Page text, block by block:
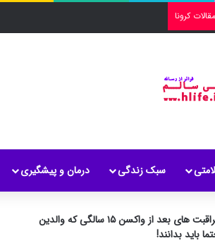
مقالات کرونا
سبک زندگی درمان و پیشگیری
مراقبت های بعد از واکسن ۱۵ سالگی که والدین
باید بدانند!